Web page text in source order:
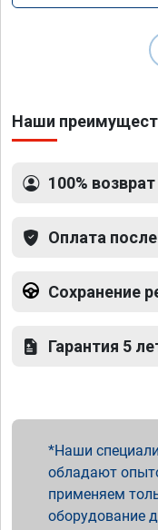
Наши
100%
Оплата
Сохранение
Гарантия 5
Наши
обладают
применяем
оборудование